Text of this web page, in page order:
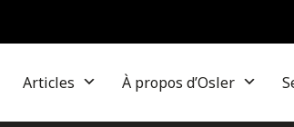
Articles À propos d’Osler